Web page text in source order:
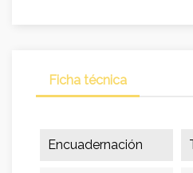
Ficha técnica
Encuadernación